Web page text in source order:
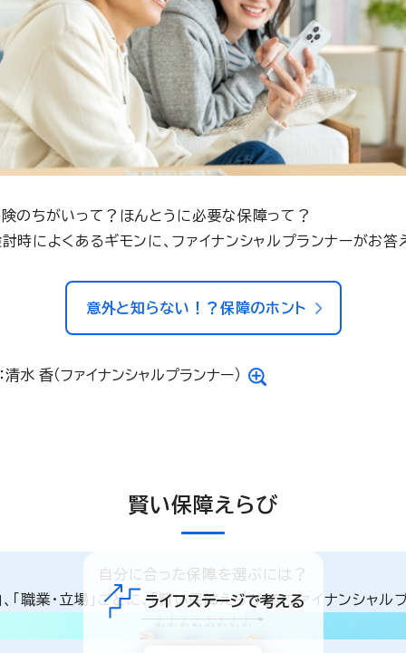
のちがいって？ほんとうに必要な保障って？
時によくあるギモンに、ファイナンシャルプランナーがお答
意外と知らない！？保障のホント
清水 香（ファイナンシャルプランナー）
賢い保障えらび
自分に合った保障を選ぶには？
、「職業・立場」ごとに、「賢い保障えらび」をファイナンシャ
ライフステージで考える